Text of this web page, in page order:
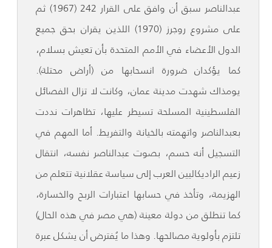
عبدالناصر سبق أن وافق على القرار 242 (1967) ثم
على مشروع روجرز (1970) اللذين يقران بحق جميع
الدول الأعضاء في الأمم المتحدة بأن تعيش بسلام،
كما يؤكدان ضرورة انسحابها من (أراض محتلة).
يومذاك شهدت مدينة عمان، وكانت لا تزال الفصائل
الفلسطينية المسلحة تسيطر عليها، تظاهرات نددت
بعبدالناصر واتهمته بالخيانة والتفريط. أما المهم في
التسجيل أنه حسم، بصوت عبدالناصر نفسه، انتقال
زعيم الراديكاليين العرب إلى سياسة عقلانية تتعلم من
الهزيمة، وتأخذ في حسابها اعتبارات الربح والخسارة،
كما تنطلق من دولة معينة (هي مصر في هذه الحال)
تلتزم بأولوية مصالحها. وهذا ما يُفترض أن يشكل عبرة